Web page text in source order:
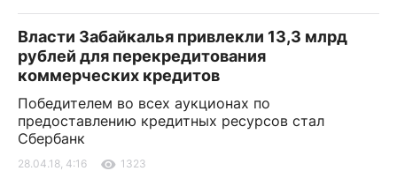
Власти Забайкалья привлекли 13,3 млрд
рублей для перекредитования
коммерческих кредитов
Победителем во всех аукционах по
предоставлению кредитных ресурсов стал
Сбербанк
28.04.18, 4:16 1323